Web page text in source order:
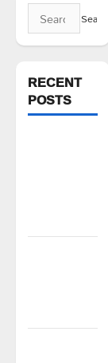
Search
for:
RECENT
POSTS